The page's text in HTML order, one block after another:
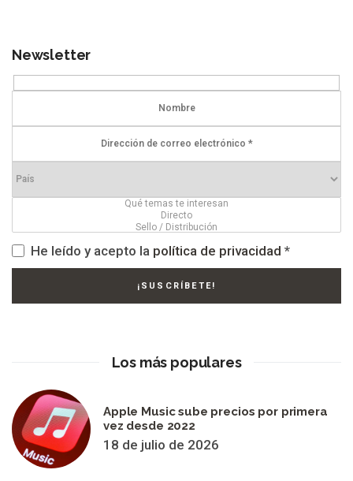
Newsletter
He leído y acepto la política de privacidad *
Los más populares
Apple Music sube precios por primera
vez desde 2022
18 de julio de 2026